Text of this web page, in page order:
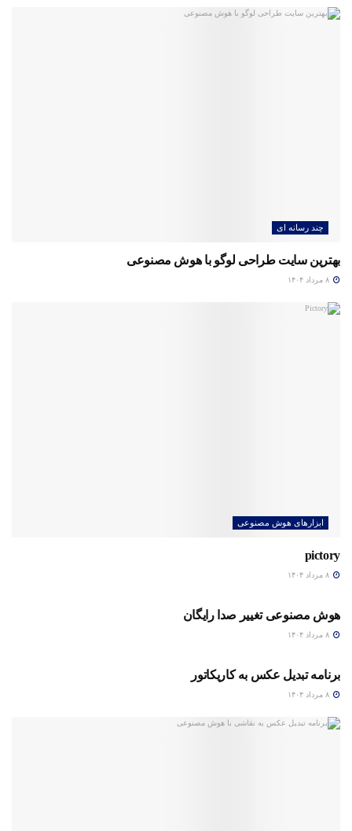
چند رسانه ای
بهترین سایت طراحی لوگو با هوش مصنوعی
ابزارهای هوش مصنوعی
pictory
چند رسانه ای
هوش مصنوعی تغییر صدا رایگان
چند رسانه ای
برنامه تبدیل عکس به کاریکاتور